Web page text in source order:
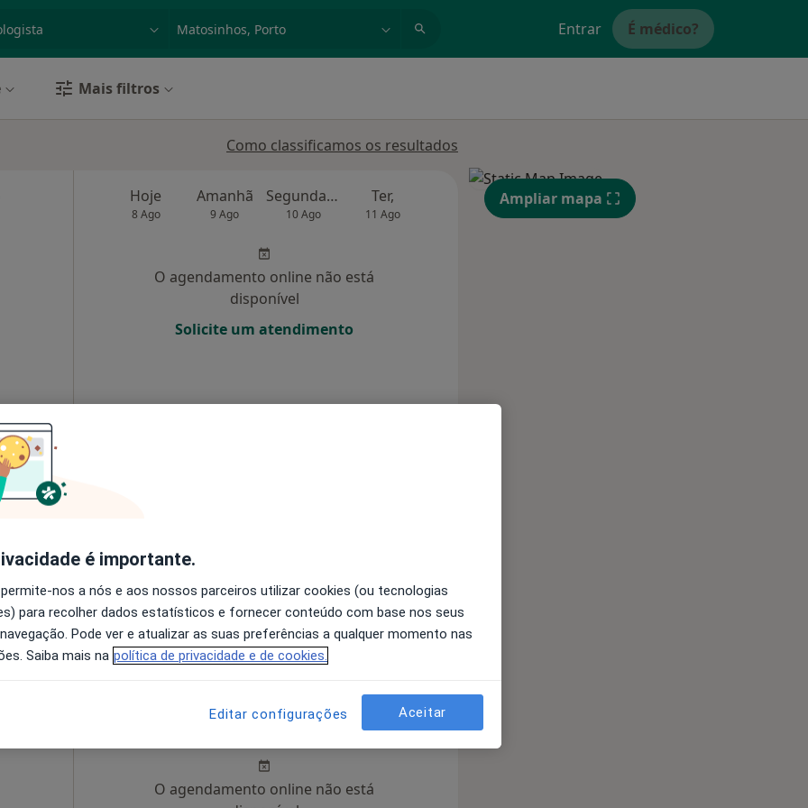
Entrar É médico?
Mais filtros
Como classificamos os resultados
Hoje
8 Ago
Amanhã
9 Ago
Segunda-feira
10 Ago
Ter,
11 Ago
Qui, Sex,
14 Ago
O agendamento online não está
disponível
Solicite um atendimento
O agendamento online não está
Solicite um atendimento
Amanhã Segunda-feira
10 Ago
O agendamento online não está
Ampliar mapa
é importante.
nos a nós e aos nossos parceiros utilizar cookies (ou tecnologias
para recolher dados estatísticos e fornecer conteúdo com base nos seus
Pode ver e atualizar as suas preferências a qualquer momento nas
Saiba mais na política de privacidade e de cookies.
Editar configurações Aceitar